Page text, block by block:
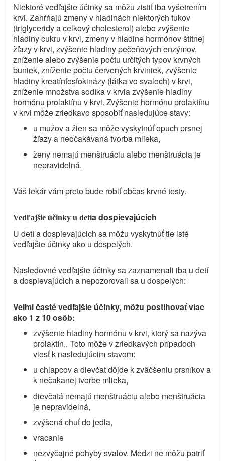
Niektoré vedľajšie účinky sa môžu zistiť iba vyšetrením
krvi. Zahŕňajú zmeny v hladinách niektorých tukov
(triglyceridy a celkový cholesterol) alebo zvýšenie
hladiny cukru v krvi, zmeny v hladine hormónov štítnej
žľazy v krvi, zvýšenie hladiny pečeňových enzýmov,
zníženie alebo zvýšenie počtu určitých typov krvných
buniek, zníženie počtu červených krviniek, zvýšenie
hladiny kreatínfosfokinázy (látka vo svaloch) v krvi,
zníženie množstva sodíka v krvia zvýšenie hladiny
hormónu prolaktínu v krvi. Zvýšenie hormónu prolaktínu
v krvi môže zriedkavo sposobiť nasledujúce stavy:
u mužov a žien sa môže vyskytnúť opuch prsnej
žľazy a neočakávaná tvorba mlieka,
ženy nemajú menštruáciu alebo menštruácia je
nepravidelná.
Váš lekár vám preto bude robiť občas krvné testy.
Vedľajšie účinky u detía dospievajúcich
U detí a dospievajúcich sa môžu vyskytnúť tie isté
vedľajšie účinky ako u dospelých.
Nasledovné vedľajšie účinky sa zaznamenali iba u detí
a dospievajúcich a nepozorovali sa u dospelých:
Veľmi časté vedľajšie účinky, môžu postihovať viac
ako 1 z 10 osôb:
zvýšenie hladiny hormónu v krvi, ktorý sa nazýva
prolaktín,. Toto môže v zriedkavých prípadoch
viesť k nasledujúcim stavom:
u chlapcov a dievčat dôjde k zväčšeniu prsníkov a
k nečakanej tvorbe mlieka,
dievčatá nemajú menštruáciu alebo menštruácia
je nepravidelná,
zvýšená chuť do jedla,
vracanie
nezvyčajné pohyby svalov. Medzi ne môžu patriť